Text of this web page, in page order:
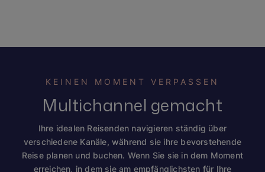
KEINEN MOMENT VERPASSEN
Multichannel gemacht
Ihre idealen Reisenden navigieren ständig über
verschiedene Kanäle, während sie ihre bevorstehende
Reise planen und buchen. Wenn Sie sie in dem Moment
erreichen, in dem sie am empfänglichsten für Ihre